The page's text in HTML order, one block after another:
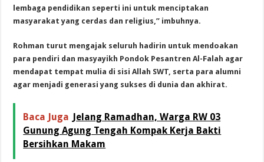
lembaga pendidikan seperti ini untuk menciptakan
masyarakat yang cerdas dan religius,” imbuhnya.
Rohman turut mengajak seluruh hadirin untuk mendoakan
para pendiri dan masyayikh Pondok Pesantren Al-Falah agar
mendapat tempat mulia di sisi Allah SWT, serta para alumni
agar menjadi generasi yang sukses di dunia dan akhirat.
Baca Juga Jelang Ramadhan, Warga RW 03
Gunung Agung Tengah Kompak Kerja Bakti
Bersihkan Makam